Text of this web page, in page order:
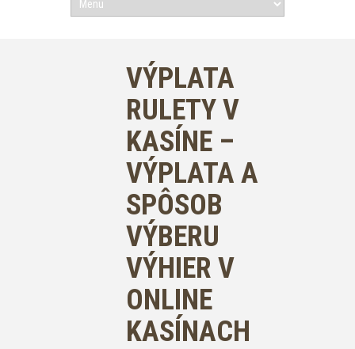
VÝPLATA
RULETY V
KASÍNE –
VÝPLATA A
SPÔSOB
VÝBERU
VÝHIER V
ONLINE
KASÍNACH